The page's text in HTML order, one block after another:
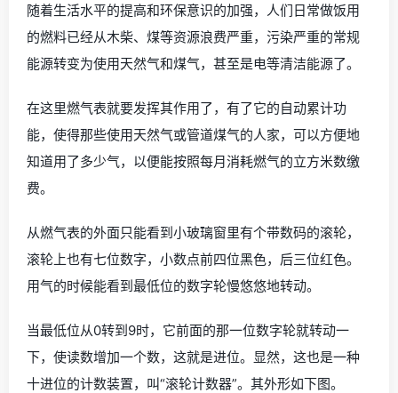
随着生活水平的提高和环保意识的加强，人们日常做饭用
的燃料已经从木柴、煤等资源浪费严重，污染严重的常规
能源转变为使用天然气和煤气，甚至是电等清洁能源了。
在这里燃气表就要发挥其作用了，有了它的自动累计功
能，使得那些使用天然气或管道煤气的人家，可以方便地
知道用了多少气，以便能按照每月消耗燃气的立方米数缴
费。
从燃气表的外面只能看到小玻璃窗里有个带数码的滚轮，
滚轮上也有七位数字，小数点前四位黑色，后三位红色。
用气的时候能看到最低位的数字轮慢悠悠地转动。
当最低位从0转到9时，它前面的那一位数字轮就转动一
下，使读数增加一个数，这就是进位。显然，这也是一种
十进位的计数装置，叫“滚轮计数器”。其外形如下图。